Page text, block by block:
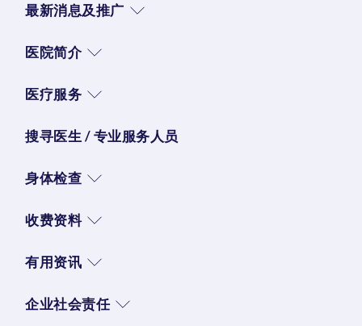
最新消息及推广
医院简介
医疗服务
搜寻医生 / 专业服务人员
身体检查
收费资料
有用资讯
企业社会责任